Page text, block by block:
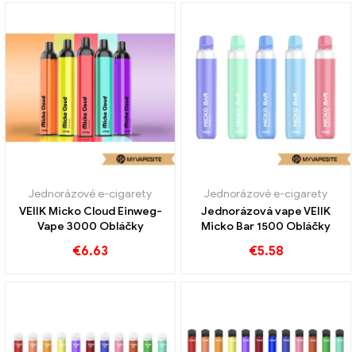
Jednorázové e-cigarety
VEIIK Micko Cloud Einweg-
Vape 3000 Obláčky
€6.63
Jednorázové e-cigarety
Jednorázová vape VEIIK
Micko Bar 1500 Obláčky
€5.58